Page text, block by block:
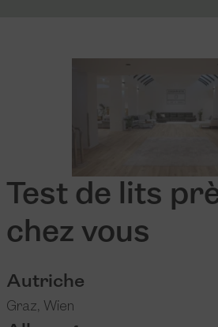
Test de lits
chez vous
Autriche
Graz, Wien